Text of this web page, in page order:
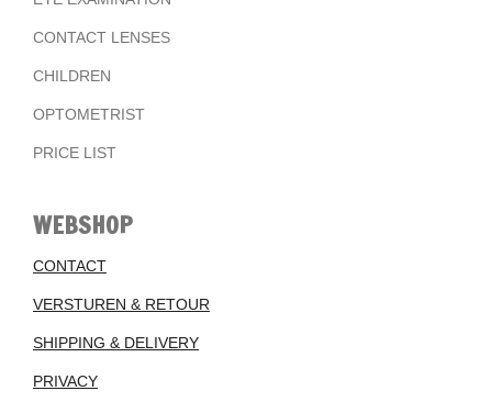
CONTACT LENSES
CHILDREN
OPTOMETRIST
PRICE LIST
WEBSHOP
CONTACT
VERSTUREN & RETOUR
SHIPPING & DELIVERY
PRIVACY